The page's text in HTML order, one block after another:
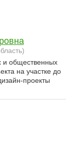
и общественных
на участке до
проекты